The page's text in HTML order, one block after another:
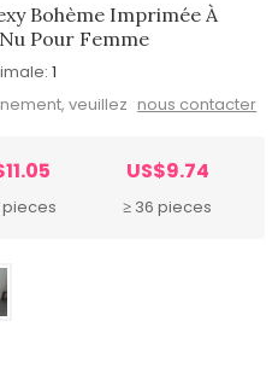
Bohème Imprimée À
Pour Femme
1
veuillez nous contacter
US$9.74
≥ 36 pieces